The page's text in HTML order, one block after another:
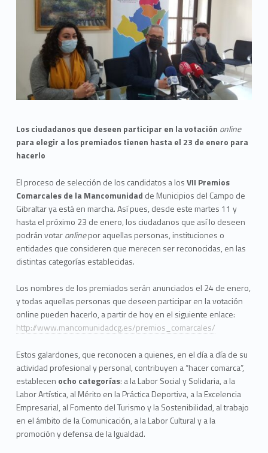
Los ciudadanos que deseen participar en la votación online
para elegir a los premiados tienen hasta el 23 de enero para
hacerlo
El proceso de selección de los candidatos a losVII Premios
Comarcales de la Mancomunidad de Municipios del Campo de
Gibraltar ya está en marcha. Así pues, desde este martes 11 y
hasta el próximo 23 de enero, los ciudadanos que así lo deseen
podrán votaronlinepor aquellas personas, instituciones o
entidades que consideren que merecen ser reconocidas, en las
distintas categorías establecidas.
Los nombres de los premiados serán anunciados el 24 de enero,
y todas aquellas personas que deseen participar en la votación
online pueden hacerlo, a partir de hoy en el siguiente enlace:
http://www.mancomunidadcg.es/premios_comarcales/
Estos galardones, que reconocen a quienes, en el día a día de su
actividad profesional y personal, contribuyen a “hacer comarca”,
establecen ocho categorías: a la Labor Social y Solidaria, a la
Labor Artística, al Mérito en la Práctica Deportiva, a la Excelencia
Empresarial, al Fomento del Turismo y la Sostenibilidad, al trabajo
en el ámbito de la Comunicación, a la Labor Cultural y a la
promoción y defensa de la Igualdad.